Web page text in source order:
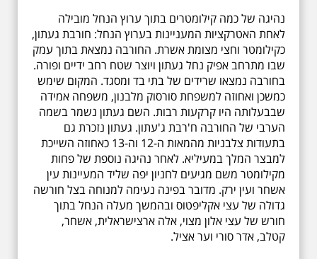
נהיגה של כמה קילומטרים בתוך ערוץ הנחל מובילה
לאחת האטרקציות המעניינות בערוץ הנחל: חורבת געתון,
כקילומטר וחצי מצומת אשרת. החורבה נמצאת בתוך עמק
שבו מתרחב אפיק נחל געתון ויוצר שטח רחב ידיים ופורה.
בחורבה נמצאו שרידים של בתי בד ומסגד. המקום שימש
כמשכן ואחוזה למשפחת סורסוק מלבנון, משפחה אמידה
שבבעלותה היו קרקעות רבות. השם געתון נשמר בשמה
הערבי של החורבה ח'רבת ג'עתון. געתון נזכרת גם
בתעודות צלבניות מהמאות ה-12 וה-13 כאחוזה השייכת
למבצר המלך במעיליא. לאחר נהיגה נוספת של פחות
מקילומטר משם מגיעים לחניון יפה שליד המעיינות עין
אשחר ועין ירק. מדובר בפינה נעימה למנוחה בצל חורשה
גדולה של עצי אקליפטוס ובהמשך מעלה הנחל בתוך
חורש של עצי אלון מצוי, אלה ארצישראלית, אשחר,
קטלב, אדר סורי וער אציל.